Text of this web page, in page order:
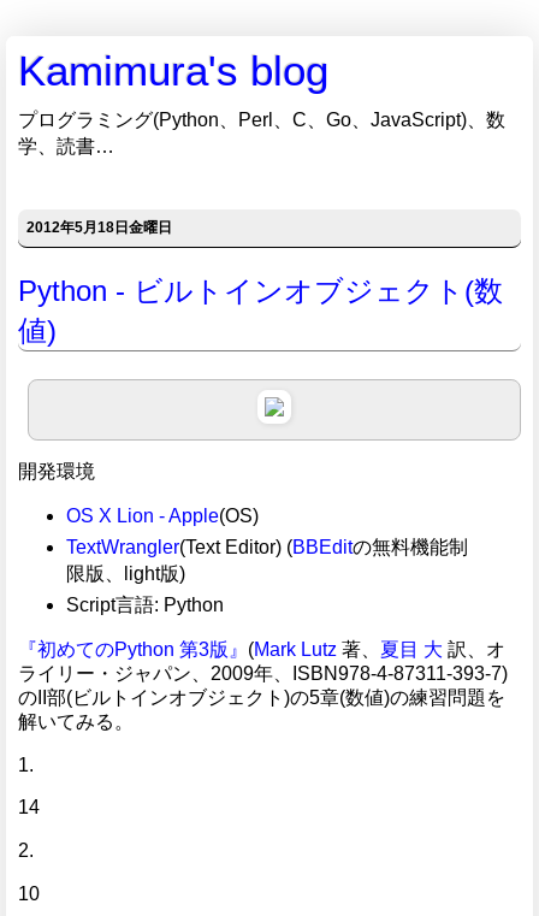
Kamimura's blog
プログラミング(Python、Perl、C、Go、JavaScript)、数
学、読書…
2012年5月18日金曜日
Python - ビルトインオブジェクト(数
値)
開発環境
OS X Lion - Apple(OS)
TextWrangler(Text Editor) (BBEditの無料機能制
限版、light版)
Script言語: Python
『初めてのPython 第3版』 (Mark Lutz 著、 夏目 大 訳、オ
ライリー・ジャパン、2009年、ISBN978-4-87311-393-7)
のII部(ビルトインオブジェクト)の5章(数値)の練習問題を
解いてみる。
1.
14
2.
10